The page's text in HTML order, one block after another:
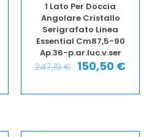
1 Lato Per Doccia
Angolare Cristallo
Serigrafato Linea
Essential Cm87,5-90
Ap.36-p.ar.luc.v.ser
247,19€ 150,50 €